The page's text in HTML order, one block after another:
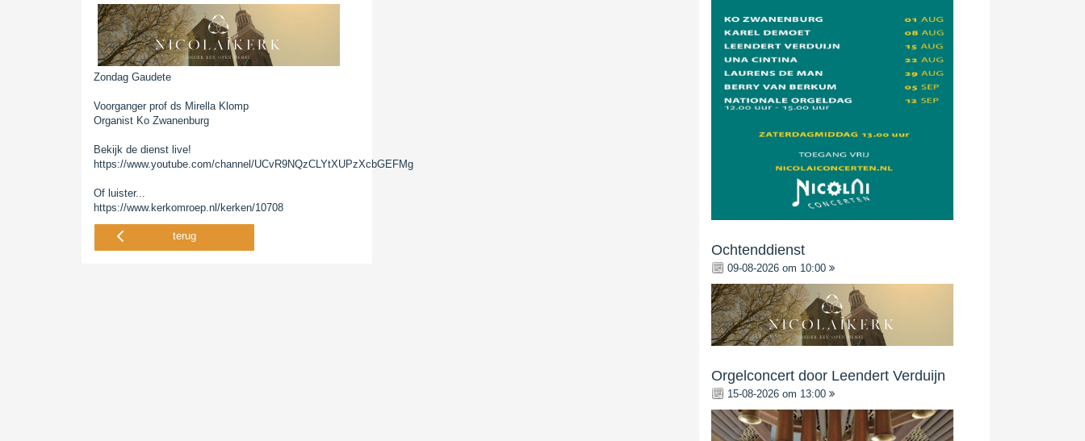
Zondag Gaudete
Voorganger prof ds Mirella Klomp
Organist Ko Zwanenburg
Bekijk de dienst live!
https://www.youtube.com/channel/UCvR9NQzCLYtXUPzXcbGEFMg
Of luister...
https://www.kerkomroep.nl/kerken/10708
terug
Ochtenddienst
09-08-2026 om 10:00
Orgelconcert door Leendert Verduijn
15-08-2026 om 13:00